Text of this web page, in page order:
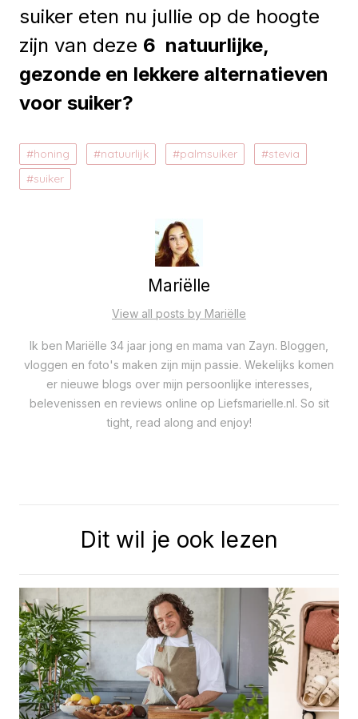
suiker eten nu jullie op de hoogte
zijn van deze 6 natuurlijke,
gezonde en lekkere alternatieven
voor suiker?
honing natuurlijk palmsuiker
stevia
suiker
Mariëlle
View all posts by Mariëlle
Ik ben Mariëlle 34 jaar jong en mama van Zayn. Bloggen,
vloggen en foto's maken zijn mijn passie. Wekelijks komen
er nieuwe blogs over mijn persoonlijke interesses,
belevenissen en reviews online op Liefsmarielle.nl. So sit
tight, read along and enjoy!
Dit wil je ook lezen